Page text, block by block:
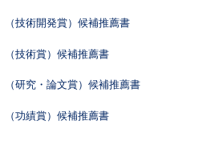
（技術開発賞）候補推薦書
（技術賞）候補推薦書
（研究・論文賞）候補推薦書
（功績賞）候補推薦書